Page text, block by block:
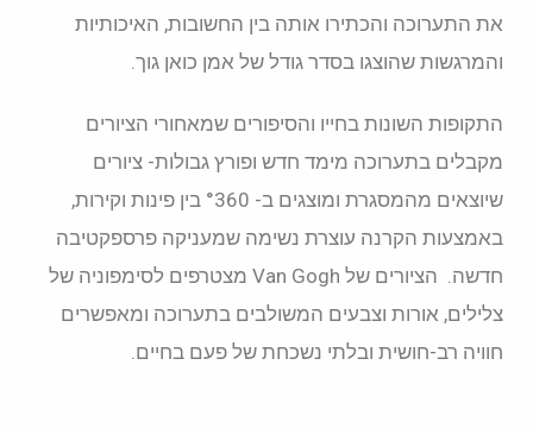
את התערוכה והכתירו אותה בין החשובות, האיכותיות
והמרגשות שהוצגו בסדר גודל של אמן כואן גוך.
התקופות השונות בחייו והסיפורים שמאחורי הציורים
מקבלים בתערוכה מימד חדש ופורץ גבולות- ציורים
שיוצאים מהמסגרת ומוצגים ב- °360 בין פינות וקירות,
באמצעות הקרנה עוצרת נשימה שמעניקה פרספקטיבה
חדשה. הציורים של Van Gogh מצטרפים לסימפוניה של
צלילים, אורות וצבעים המשולבים בתערוכה ומאפשרים
חוויה רב-חושית ובלתי נשכחת של פעם בחיים.